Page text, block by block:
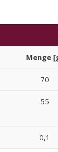
Menge
70
55
0,1